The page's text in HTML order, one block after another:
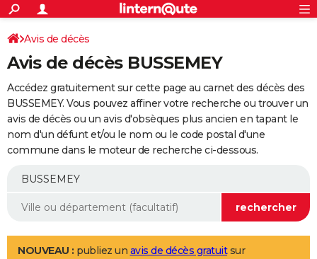
ACTUALITÉS
Politique
Société
Faits Divers
Education
Monde
Villes
+
SPORT
Coupe du monde 2026
Football
Tennis
Cyclisme
Rugby
Forum
Programme TV
TNT
Streaming
Cinéma
Sorties cinéma
Musique
+
FINANCE
Retraite
Epargne
Immobilier
Risques naturels par ville
Banque
Assurance
AUTO
Essais
Réserver un essai
Citadines
Berlines
SUV
Forum auto
+
Mobiles
Meilleur smartphone
Internet
Ordinateurs
Jeux vidéo
Guide high-tech
Aménagement intérieur
LIFESTYLE
Avis de décès
Avis de décès BUSSEMEY
Accédez gratuitement sur cette page au carnet des décès des
BUSSEMEY. Vous pouvez affiner votre recherche ou trouver un
avis de décès ou un avis d'obsèques plus ancien en tapant le
nom d'un défunt et/ou le nom ou le code postal d'une
commune dans le moteur de recherche ci-dessous.
NOUVEAU : publiez un avis de décès gratuitsur